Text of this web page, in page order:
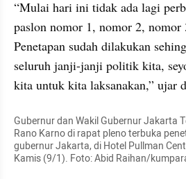
“Mulai hari ini tidak ada lagi
paslon nomor 1, nomor 2, nomor
Penetapan sudah dilakukan
seluruh janji-janji politik kita,
kita untuk kita laksanakan,” ujar
Gubernur dan Wakil Gubernur Jakarta
Rano Karno di rapat pleno terbuka
gubernur Jakarta, di Hotel Pullman
Kamis (9/1). Foto: Abid Raihan/